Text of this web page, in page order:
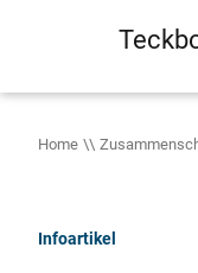
Home
Infoartikel